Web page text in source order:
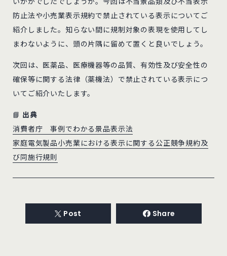
防止法や小売業表示規約で禁止されている表示についてご
紹介しました。知らない間に規制対象の表現を使用してし
まわないように、頭の片隅に留めて置くと良いでしょう。
次回は、医薬品、医療機器等の品質、有効性及び安全性の
確保等に関する法律（薬機法）で禁止されている表示につ
いてご紹介いたします。
📘 出典
消費者庁 事例でわかる景品表示法
家庭電気製品小売業における表示に関する公正競争規約及
び同施行規則
Post Share